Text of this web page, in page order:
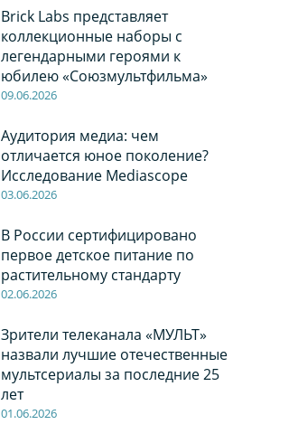
Brick Labs представляет
коллекционные наборы с
легендарными героями к
юбилею «Союзмультфильма»
09.06.2026
Аудитория медиа: чем
отличается юное поколение?
Исследование Mediascope
03.06.2026
В России сертифицировано
первое детское питание по
растительному стандарту
02.06.2026
Зрители телеканала «МУЛЬТ»
назвали лучшие отечественные
мультсериалы за последние 25
лет
01.06.2026